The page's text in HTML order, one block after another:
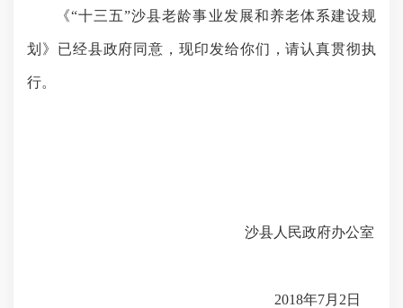
《“十三五”沙县老龄事业发展和养老体系建设规
划》已经县政府同意，现印发给你们，请认真贯彻执
行。
沙县人民政府办公室
2018年7月 2 日